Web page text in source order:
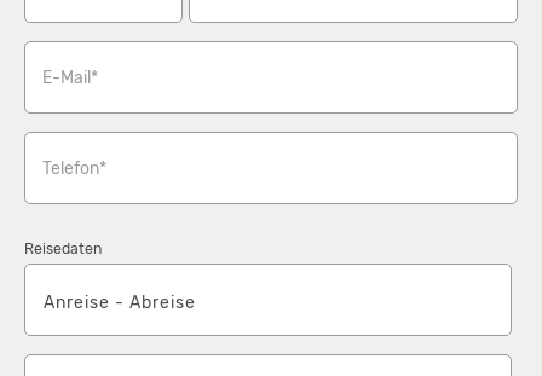
E-Mail*
Telefon*
Reisedaten